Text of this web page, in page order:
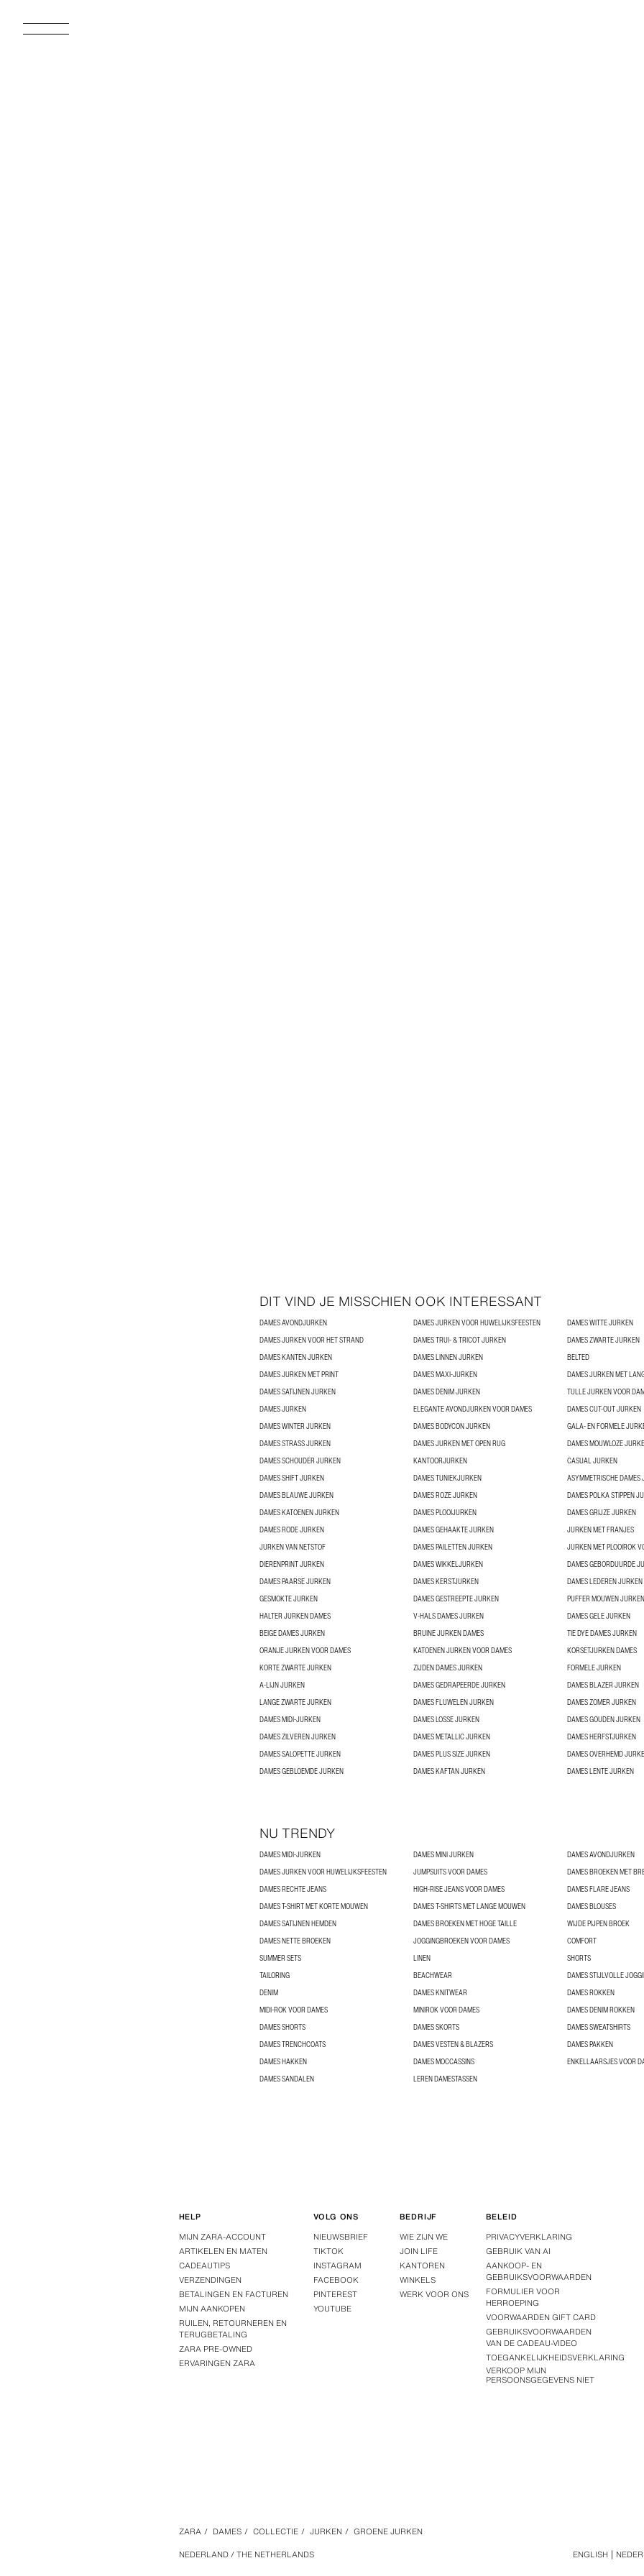
DIT VIND JE MISSCHIEN OOK INTERESSANT
DAMES AVONDJURKEN DAMES JURKEN VOOR HUWELIJKSFEESTEN
DAMES WITTE JURKEN
DAMES JURKEN VOOR HET STRAND
DAMES TRUI- & TRICOT JURKEN
DAMES ZWARTE JURKEN
DAMES KANTEN JURKEN
DAMES LINNEN JURKEN
BELTED
DAMES JURKEN MET PRINT
DAMES MAXI-JURKEN
DAMES JURKEN MET
DAMES SATIJNEN JURKEN
DAMES DENIM JURKEN
TULLE JURKEN VOOR
DAMES JURKEN
ELEGANTE AVONDJURKEN VOOR DAMES
DAMES CUT-OUT JURKEN
DAMES WINTER JURKEN
DAMES BODYCON JURKEN
GALA- EN FORMELE
DAMES STRASS JURKEN
DAMES JURKEN MET OPEN RUG
DAMES MOUWLOZE
DAMES SCHOUDER JURKEN
KANTOORJURKEN
CASUAL JURKEN
DAMES SHIFT JURKEN
DAMES TUNIEKJURKEN
ASYMMETRISCHE DAMES
DAMES BLAUWE JURKEN
DAMES ROZE JURKEN
DAMES POLKA STIPPEN
DAMES KATOENEN JURKEN
DAMES PLOOIJURKEN
DAMES GRIJZE JURKEN
DAMES RODE JURKEN
DAMES GEHAAKTE JURKEN
JURKEN MET FRANJES
JURKEN VAN NETSTOF
DAMES PAILETTEN JURKEN
JURKEN MET PLOOIROK
DIERENPRINT JURKEN
DAMES WIKKELJURKEN
DAMES GEBORDUURDE
DAMES PAARSE JURKEN
DAMES KERSTJURKEN
DAMES LEDEREN JURKEN
GESMOKTE JURKEN
DAMES GESTREEPTE JURKEN
PUFFER MOUWEN JURKEN
HALTER JURKEN DAMES
V-HALS DAMES JURKEN
DAMES GELE JURKEN
BEIGE DAMES JURKEN
BRUINE JURKEN DAMES
TIE DYE DAMES JURKEN
ORANJE JURKEN VOOR DAMES
KATOENEN JURKEN VOOR DAMES
KORSETJURKEN DAMES
KORTE ZWARTE JURKEN
ZIJDEN DAMES JURKEN
FORMELE JURKEN
A-LIJN JURKEN
DAMES GEDRAPEERDE JURKEN
DAMES BLAZER JURKEN
LANGE ZWARTE JURKEN
DAMES FLUWELEN JURKEN
DAMES ZOMER JURKEN
DAMES MIDI-JURKEN
DAMES LOSSE JURKEN
DAMES GOUDEN JURKEN
DAMES ZILVEREN JURKEN
DAMES METALLIC JURKEN
DAMES HERFSTJURKEN
DAMES SALOPETTE JURKEN
DAMES PLUS SIZE JURKEN
DAMES OVERHEMD
DAMES GEBLOEMDE JURKEN
DAMES KAFTAN JURKEN DAMES LENTE JURKEN
NU TRENDY
DAMES MIDI-JURKEN DAMES MINI JURKEN
DAMES AVONDJURKEN
DAMES JURKEN VOOR HUWELIJKSFEESTEN
JUMPSUITS VOOR DAMES
DAMES BROEKEN MET
DAMES RECHTE JEANS
HIGH-RISE JEANS VOOR DAMES
DAMES FLARE JEANS
DAMES T-SHIRT MET KORTE MOUWEN
DAMES T-SHIRTS MET LANGE MOUWEN
DAMES BLOUSES
DAMES SATIJNEN HEMDEN
DAMES BROEKEN MET HOGE TAILLE
WIJDE PIJPEN BROEK
DAMES NETTE BROEKEN
JOGGINGBROEKEN VOOR DAMES
COMFORT
SUMMER SETS
LINEN
SHORTS
TAILORING
BEACHWEAR
DAMES STIJLVOLLE
DENIM
DAMES KNITWEAR
DAMES ROKKEN
MIDI-ROK VOOR DAMES
MINIROK VOOR DAMES
DAMES DENIM ROKKEN
DAMES SHORTS
DAMES SKORTS
DAMES SWEATSHIRTS
DAMES TRENCHCOATS
DAMES VESTEN & BLAZERS
DAMES PAKKEN
DAMES HAKKEN
DAMES MOCCASSINS
ENKELLAARSJES VOOR
DAMES SANDALEN
LEREN DAMESTASSEN
HELP
MIJN ZARA-ACCOUNT
ARTIKELEN EN MATEN
CADEAUTIPS
VERZENDINGEN
BETALINGEN EN FACTUREN
MIJN AANKOPEN
RUILEN, RETOURNEREN EN
TERUGBETALING
ZARA PRE-OWNED
ERVARINGEN ZARA
VOLG ONS
NIEUWSBRIEF
TIKTOK
INSTAGRAM
FACEBOOK
PINTEREST
YOUTUBE
BEDRIJF
WIE ZIJN WE
JOIN LIFE
KANTOREN
WINKELS
WERK VOOR ONS
BELEID
PRIVACYVERKLARING
GEBRUIK VAN AI
AANKOOP- EN
GEBRUIKSVOORWAARDEN
FORMULIER VOOR
HERROEPING
VOORWAARDEN GIFT CARD
GEBRUIKSVOORWAARDEN
VAN DE CADEAU-VIDEO
TOEGANKELIJKHEIDSVERKLARING
VERKOOP MIJN
PERSOONSGEGEVENS NIET
ZARA / DAMES / COLLECTIE / JURKEN / GROENE JURKEN
NEDERLAND / THE NETHERLANDS
ENGLISH